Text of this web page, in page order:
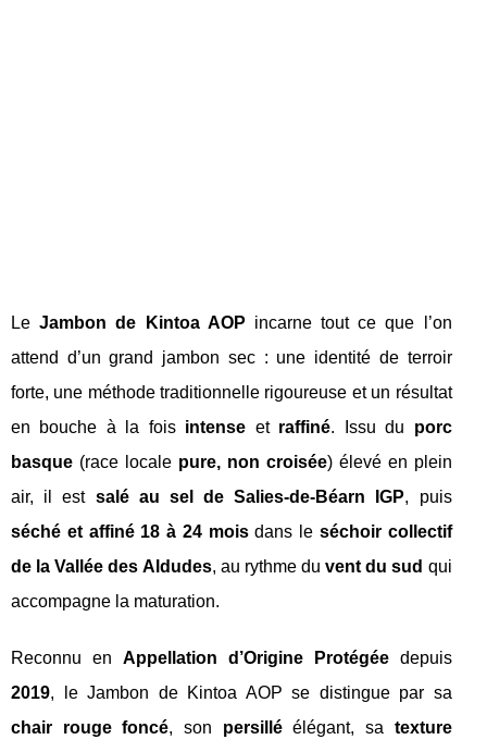
LeJambon de Kintoa AOP incarne tout ce que l’on
attend d’un grand jambon sec : une identité de terroir
forte, une méthode traditionnelle rigoureuse et un résultat
en bouche à la fois intense et raffiné. Issu du porc
basque (race locale pure, non croisée) élevé en plein
air, il est salé au sel de Salies-de-Béarn IGP, puis
séché et affiné 18 à 24 moisdans le séchoir collectif
de la Vallée des Aldudes, au rythme duvent du sud qui
accompagne la maturation.
Reconnu en Appellation d’Origine Protégéedepuis
2019, le Jambon de Kintoa AOP se distingue par sa
chair rouge foncé, son persilléélégant, sa texture